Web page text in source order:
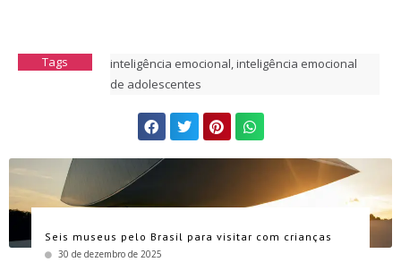
Tags inteligência emocional,inteligência emocional
de adolescentes
Seis museus pelo Brasil para visitar com crianças
30 de dezembro de 2025